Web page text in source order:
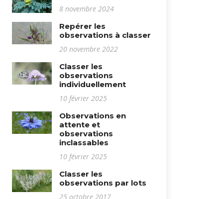
8 novembre 2024
Repérer les
observations à classer
20 novembre 2022
Classer les
observations
individuellement
10 février 2025
Observations en
attente et
observations
inclassables
10 février 2025
Classer les
observations par lots
25 octobre 2017